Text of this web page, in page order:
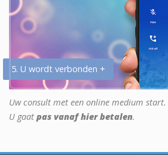
5. U wordt verbonden +
Uw consult met een online medium start.
U gaat pas vanaf hier betalen.